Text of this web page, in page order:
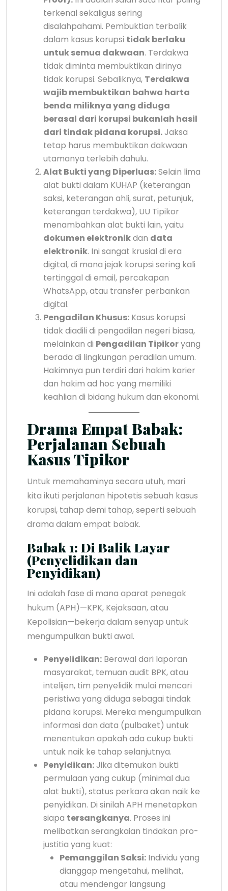
terkenal sekaligus sering
disalahpahami. Pembuktian terbalik
dalam kasus korupsi tidak berlaku
untuk semua dakwaan. Terdakwa
tidak diminta membuktikan dirinya
tidak korupsi. Sebaliknya, Terdakwa
wajib membuktikan bahwa harta
benda miliknya yang diduga
berasal dari korupsi bukanlah hasil
dari tindak pidana korupsi.Jaksa
tetap harus membuktikan dakwaan
utamanya terlebih dahulu.
Alat Bukti yang Diperluas:Selain lima
alat bukti dalam KUHAP (keterangan
saksi, keterangan ahli, surat, petunjuk,
keterangan terdakwa), UU Tipikor
menambahkan alat bukti lain, yaitu
dokumen elektronikdan data
elektronik. Ini sangat krusial di era
digital, di mana jejak korupsi sering kali
tertinggal di email, percakapan
WhatsApp, atau transfer perbankan
digital.
Pengadilan Khusus: Kasus korupsi
tidak diadili di pengadilan negeri biasa,
melainkan di Pengadilan Tipikoryang
berada di lingkungan peradilan umum.
Hakimnya pun terdiri dari hakim karier
dan hakim ad hoc yang memiliki
keahlian di bidang hukum dan ekonomi.
Drama Empat Babak:
Perjalanan Sebuah
Kasus Tipikor
Untuk memahaminya secara utuh, mari
kita ikuti perjalanan hipotetis sebuah kasus
korupsi, tahap demi tahap, seperti sebuah
drama dalam empat babak.
Babak 1: Di Balik Layar
(Penyelidikan dan
Penyidikan)
Ini adalah fase di mana aparat penegak
hukum (APH)—KPK, Kejaksaan, atau
Kepolisian—bekerja dalam senyap untuk
mengumpulkan bukti awal.
Penyelidikan: Berawal dari laporan
masyarakat, temuan audit BPK, atau
intelijen, tim penyelidik mulai mencari
peristiwa yang diduga sebagai tindak
pidana korupsi. Mereka mengumpulkan
informasi dan data (pulbaket) untuk
menentukan apakah ada cukup bukti
untuk naik ke tahap selanjutnya.
Penyidikan:Jika ditemukan bukti
permulaan yang cukup (minimal dua
alat bukti), status perkara akan naik ke
penyidikan. Di sinilah APH menetapkan
siapa tersangkanya. Proses ini
melibatkan serangkaian tindakan pro-
justitia yang kuat:
Pemanggilan Saksi: Individu yang
dianggap mengetahui, melihat,
atau mendengar langsung